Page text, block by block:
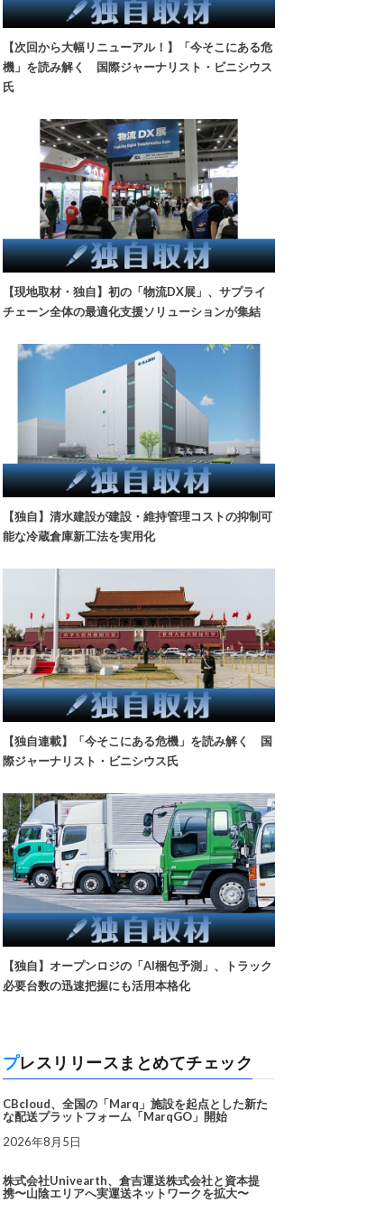
【次回から大幅リニューアル！】「今そこにある危
機」を読み解く 国際ジャーナリスト・ビニシウス
氏
【現地取材・独自】初の「物流DX展」、サプライ
チェーン全体の最適化支援ソリューションが集結
【独自】清水建設が建設・維持管理コストの抑制可
能な冷蔵倉庫新工法を実用化
【独自連載】「今そこにある危機」を読み解く 国
際ジャーナリスト・ビニシウス氏
【独自】オープンロジの「AI梱包予測」、トラック
必要台数の迅速把握にも活用本格化
プレスリリースまとめてチェック
CBcloud、全国の「Marq」施設を起点とした新た
な配送プラットフォーム「MarqGO」開始
2026年8月5日
株式会社Univearth、倉吉運送株式会社と資本提
携〜山陰エリアへ実運送ネットワークを拡大〜